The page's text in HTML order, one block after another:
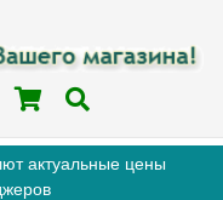
актуальные цены